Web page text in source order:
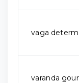
vaga
varanda